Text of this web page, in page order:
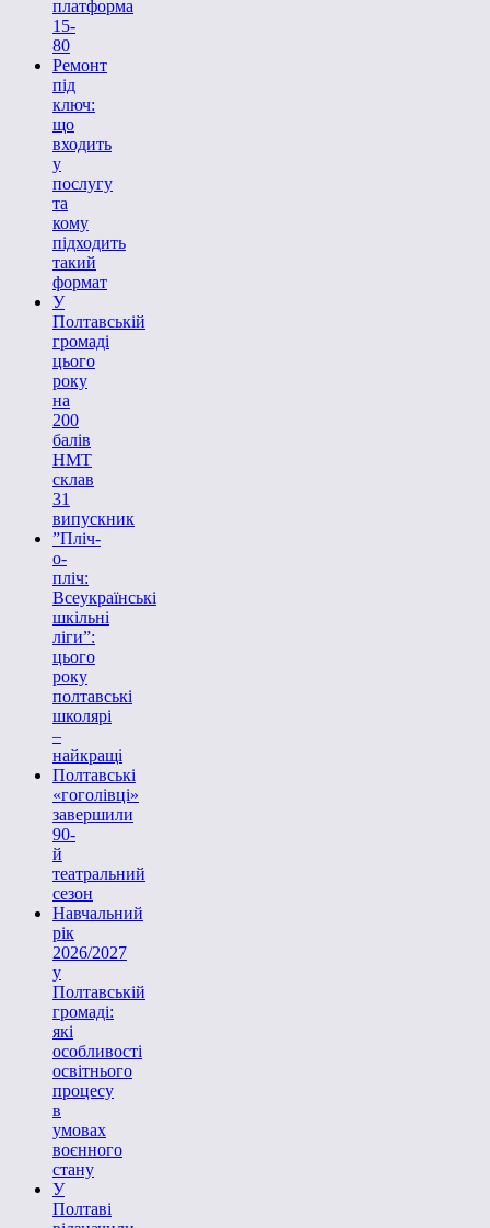
платформа
15-
80
Ремонт
під
ключ:
що
входить
у
послугу
та
кому
підходить
такий
формат
У
Полтавській
громаді
цього
року
на
200
балів
НМТ
склав
31
випускник
”Пліч-
о-
пліч:
Всеукраїнські
шкільні
ліги”:
цього
року
полтавські
школярі
–
найкращі
Полтавські
«гоголівці»
завершили
90-
й
театральний
сезон
Навчальний
рік
2026/2027
у
Полтавській
громаді:
які
особливості
освітнього
процесу
в
умовах
воєнного
стану
У
Полтаві